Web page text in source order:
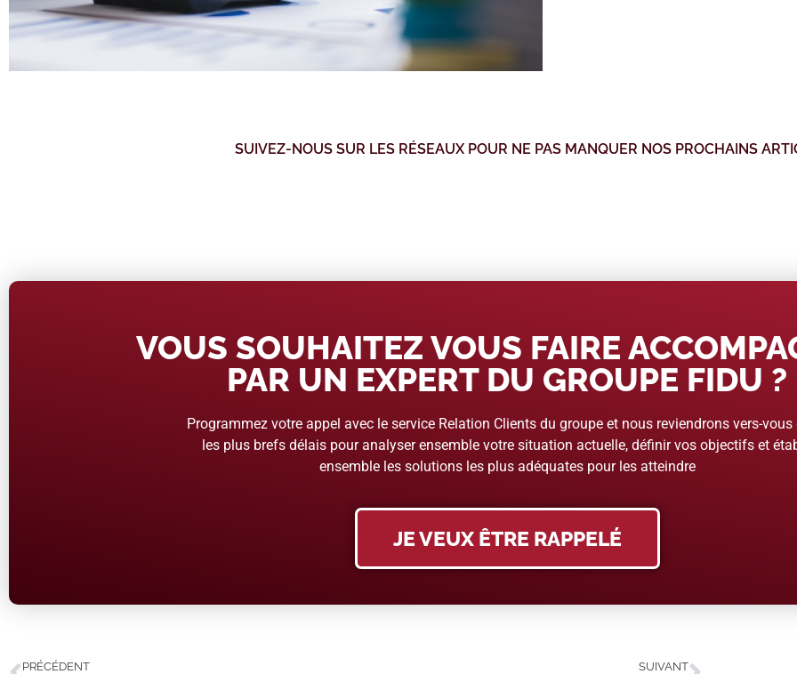
SUIVEZ-NOUS SUR LES RÉSEAUX POUR NE PAS MANQUER NOS PROCHAINS
VOUS SOUHAITEZ VOUS FAIRE
PAR UN EXPERT DU GROUPE FIDU ?
Programmez votre appel avec le service Relation Clients du groupe et nous reviendrons vers-vous
les plus brefs délais pour analyser ensemble votre situation actuelle, définir vos objectifs et
ensemble les solutions les plus adéquates pour les atteindre
JE VEUX ÊTRE RAPPELÉ
PRÉCÉDENT SUIVANT